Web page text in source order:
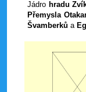
Jádro hradu
Přemysla
Švamberků a